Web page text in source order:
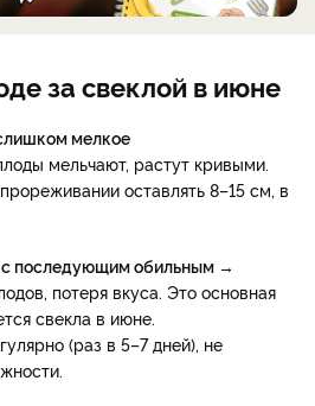
за свеклой в июне
мелкое
мельчают, растут кривыми.
оставлять 8–15 см, в
последующим обильным →
потеря вкуса. Это основная
свекла в июне.
(раз в 5–7 дней), не